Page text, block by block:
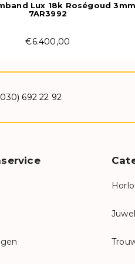
Lux 18k Roségoud 3mm
7AR3992
€6.400,00
692 22 92